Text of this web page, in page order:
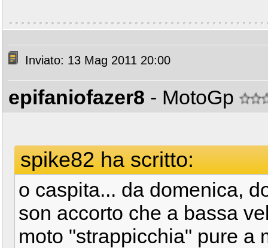
Inviato: 13 Mag 2011 20:00
epifaniofazer8 - MotoGp
spike82 ha scritto:
o caspita... da domenica,
son accorto che a bassa
moto "strappicchia" pure a